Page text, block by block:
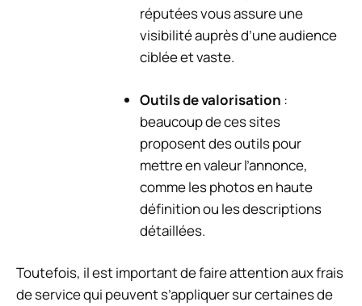
réputées vous assure une
visibilité auprès d’une audience
ciblée et vaste.
Outils de valorisation :
beaucoup de ces sites
proposent des outils pour
mettre en valeur l’annonce,
comme les photos en haute
définition ou les descriptions
détaillées.
Toutefois, il est important de faire attention aux frais
de service qui peuvent s’appliquer sur certaines de